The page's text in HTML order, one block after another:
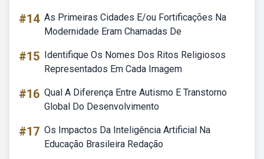
#14 As Primeiras Cidades E/ou Fortificações Na
Modernidade Eram Chamadas De
#15 Identifique Os Nomes Dos Ritos Religiosos
Representados Em Cada Imagem
#16 Qual A Diferença Entre Autismo E Transtorno
Global Do Desenvolvimento
#17 Os Impactos Da Inteligência Artificial Na
Educação Brasileira Redação